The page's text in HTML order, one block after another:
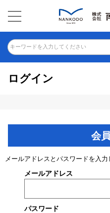
キーワードを入力してください
ログイン
会
メールアドレスとパスワードを入力
メールアドレス
パスワード